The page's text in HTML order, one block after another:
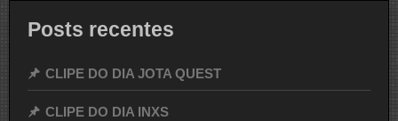
Posts recentes
CLIPE DO DIA JOTA QUEST
CLIPE DO DIA INXS